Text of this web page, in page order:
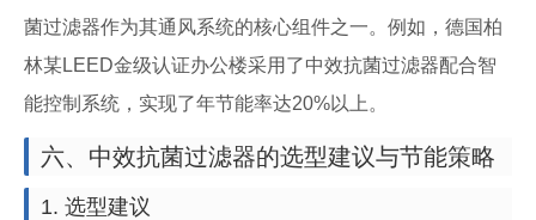
菌过滤器作为其通风系统的核心组件之一。例如，德国柏
林某LEED金级认证办公楼采用了中效抗菌过滤器配合智
能控制系统，实现了年节能率达20%以上。
六、中效抗菌过滤器的选型建议与节能策略
1. 选型建议